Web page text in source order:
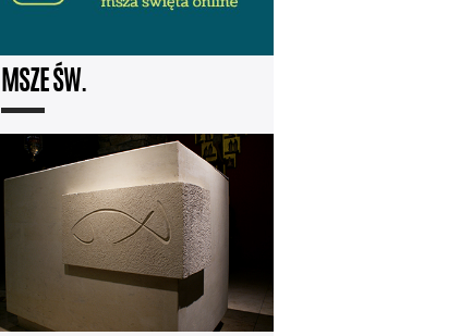
MSZE ŚW.